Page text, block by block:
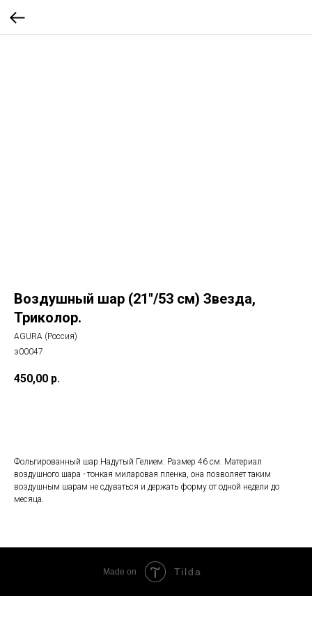
Воздушный шар (21''/53 см) Звезда,
Триколор.
AGURA (Россия)
з00047
450,00 р.
Фольгированный шар.Надутый Гелием. Размер 46 см. Материал
воздушного шара - тонкая миларовая пленка, она позволяет таким
воздушным шарам не сдуваться и держать форму от одной недели до
месяца.
Made on Tilda